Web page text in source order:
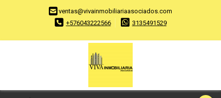
ventas@vivainmobiliariaasociados.com
+576043222566
3135491529